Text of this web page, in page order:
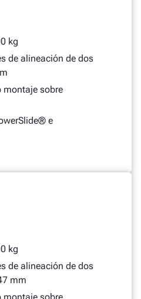
kg
de alineación de dos
montaje sobre
e
kg
de alineación de dos
mm